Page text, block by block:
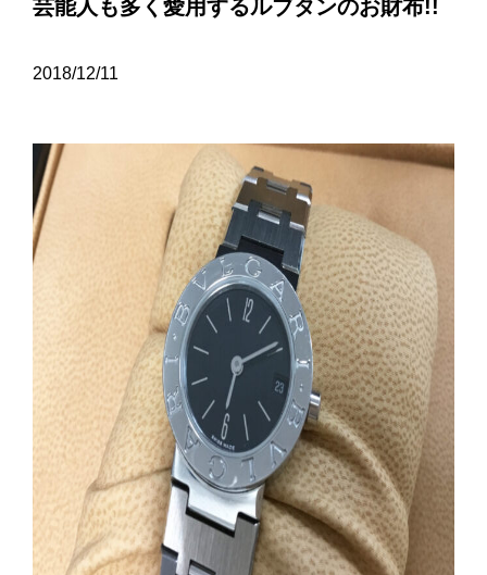
芸能人も多く愛用するルブタンのお財布!!
2018/12/11